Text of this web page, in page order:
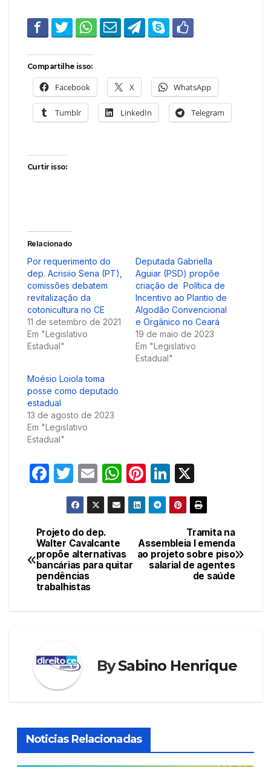
Compartilhe isso:
Facebook X WhatsApp
Tumblr LinkedIn Telegram
Curtir isso:
Relacionado
Por requerimento do
dep. Acrisiio Sena (PT),
comissões debatem
revitalização da
cotonicultura no CE
11 de setembro de 2021
Em "Legislativo
Estadual"
Deputada Gabriella
Aguiar (PSD) propõe
criação de Política de
Incentivo ao Plantio de
Algodão Convencional
e Orgânico no Ceará
19 de maio de 2023
Em "Legislativo
Estadual"
Moésio Loiola toma
posse como deputado
estadual
13 de agosto de 2023
Em "Legislativo
Estadual"
F
e
b
o
o
T
w
itt
er
E
m
ail
W
h
at
A
p
Pi
nt
er
st
Li
n
k
dI
n
Navegação
de
Post
Tramita na
Assembleia l emenda
ao projeto sobre piso
salarial de agentes
de saúde
Projeto do dep.
Walter Cavalcante
propõe alternativas
bancárias para quitar
pendências
trabalhistas
BySabino Henrique
Noticias Relacionadas